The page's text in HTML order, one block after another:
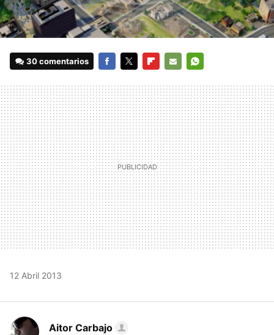
30 comentarios
MAIL
12 Abril 2013
Aitor Carbajo